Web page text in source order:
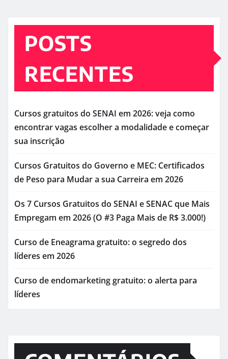
POSTS
RECENTES
Cursos gratuitos do SENAI em 2026: veja como
encontrar vagas escolher a modalidade e começar
sua inscrição
Cursos Gratuitos do Governo e MEC: Certificados
de Peso para Mudar a sua Carreira em 2026
Os 7 Cursos Gratuitos do SENAI e SENAC que Mais
Empregam em 2026 (O #3 Paga Mais de R$ 3.000!)
Curso de Eneagrama gratuito: o segredo dos
líderes em 2026
Curso de endomarketing gratuito: o alerta para
líderes